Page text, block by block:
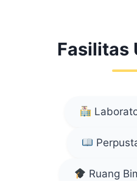
Fasilitas
Ruang